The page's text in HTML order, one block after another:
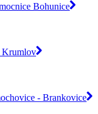
Bohunice
Krumlov
- Brankovice